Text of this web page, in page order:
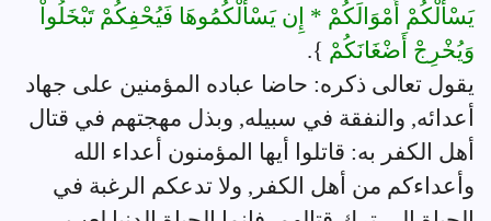
يَسْأَلْكُمْ أَمْوَالَكُمْ * إِن يَسْأَلْكُمُوهَا فَيُحْفِكُمْ تَبْخَلُواْ
وَيُخْرِجْ أَضْغَانَكُمْ }.
يقول تعالى ذكره: حاضا عباده المؤمنين على جهاد
أعدائه, والنفقة في سبيله, وبذل مهجتهم في قتال
أهل الكفر به: قاتلوا أيها المؤمنون أعداء الله
وأعداءكم من أهل الكفر, ولا تدعكم الرغبة في